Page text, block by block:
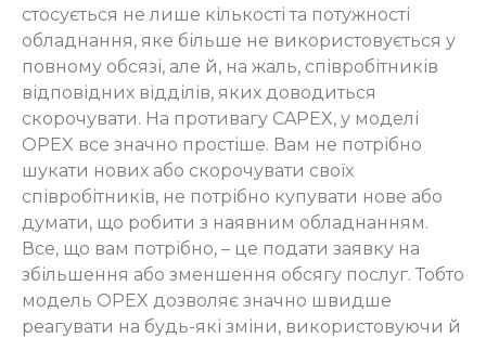
стосується не лише кількості та потужності
обладнання, яке більше не використовується у
повному обсязі, але й, на жаль, співробітників
відповідних відділів, яких доводиться
скорочувати. На противагу CAPEX, у моделі
OPEX все значно простіше. Вам не потрібно
шукати нових або скорочувати своїх
співробітників, не потрібно купувати нове або
думати, що робити з наявним обладнанням.
Все, що вам потрібно, – це подати заявку на
збільшення або зменшення обсягу послуг. Тобто
модель OPEX дозволяє значно швидше
реагувати на будь-які зміни, використовуючи й